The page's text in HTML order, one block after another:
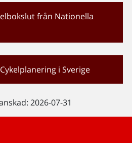
från Nationella
i Sverige
2026-07-31